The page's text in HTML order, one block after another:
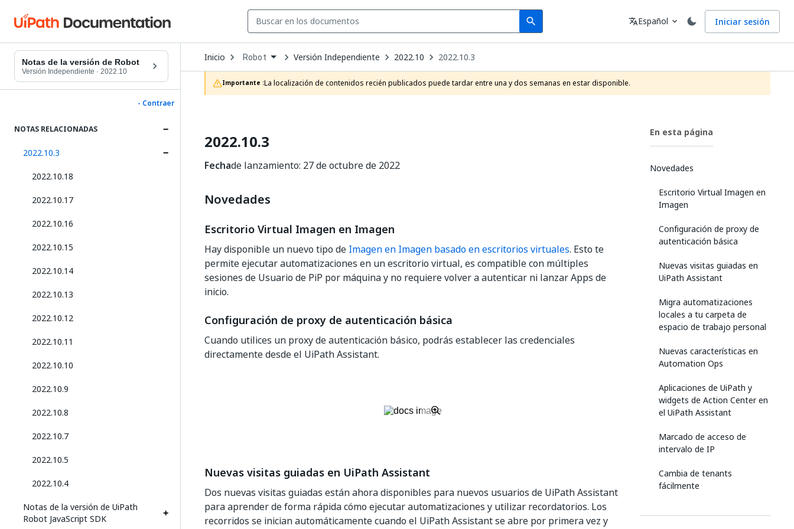
search
Search Idioma
translateEspañol expand_more Iniciar sesión
Notas de la versión de Robot
Versión Independiente · 2022.10
- Contraer
NOTAS RELACIONADAS
2022.10.3
2022.10.18
2022.10.17
2022.10.16
2022.10.15
2022.10.14
2022.10.13
2022.10.12
2022.10.11
2022.10.10
2022.10.9
2022.10.8
2022.10.7
2022.10.5
2022.10.4
Notas de la versión de UiPath
Robot JavaScript SDK
Inicio Open
Dropdown
to
choose
product
Robot Versión Independiente 2022.10 2022.10.3
Importante :La localización de contenidos recién publicados puede tardar entre una y dos semanas en estar disponible.
2022.10.3
Fechade lanzamiento: 27 de octubre de 2022
Novedades
Escritorio Virtual Imagen en Imagen
Hay disponible un nuevo tipo de Imagen en Imagen basado en escritorios virtuales. Esto te
permite ejecutar automatizaciones en un escritorio virtual, es compatible con múltiples
sesiones de Usuario de PiP por máquina y no requiere volver a autenticar ni lanzar Apps de
inicio.
Configuración de proxy de autenticación básica
Cuando utilices un proxy de autenticación básico, podrás establecer las credenciales
directamente desde el UiPath Assistant.
Nuevas visitas guiadas en UiPath Assistant
Dos nuevas visitas guiadas están ahora disponibles para nuevos usuarios de UiPath Assistant
para aprender de forma rápida cómo ejecutar automatizaciones y utilizar recordatorios. Los
recorridos se inician automáticamente cuando el UiPath Assistant se abre por primera vez y
En esta página
Novedades
Escritorio Virtual Imagen en
Imagen
Configuración de proxy de
autenticación básica
Nuevas visitas guiadas en
UiPath Assistant
Migra automatizaciones
locales a tu carpeta de
espacio de trabajo personal
Nuevas características en
Automation Ops
Aplicaciones de UiPath y
widgets de Action Center en
el UiPath Assistant
Marcado de acceso de
intervalo de IP
Cambia de tenants
fácilmente